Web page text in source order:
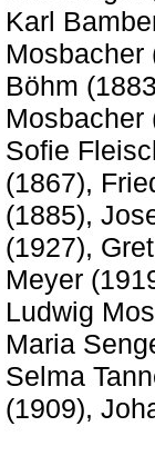
Karl
Mosbacher
Böhm
Mosbacher
Sofie
(1867),
(1885),
(1927),
Meyer
Ludwig
Maria
Selma
(1909),